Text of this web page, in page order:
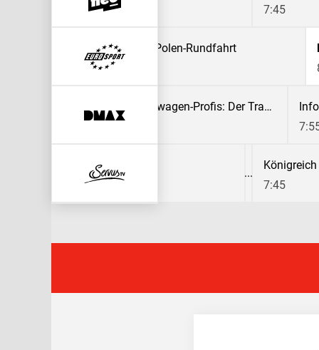
7:45
Radsport: Polen-Rundfahrt
7:00
Die Gebrauchtwagen-Profis: Der Traumauto-Deal
Königreich
7:45